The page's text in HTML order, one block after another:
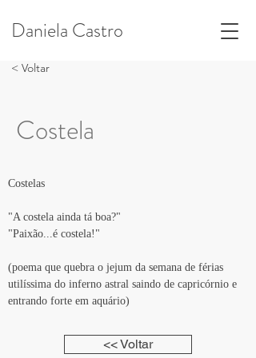
Daniela Castro
< Voltar
Costela
Costelas
"A costela ainda tá boa?"
"Paixão...é costela!"
(poema que quebra o jejum da semana de férias
utilíssima do inferno astral saindo de capricórnio e
entrando forte em aquário)
<< Voltar